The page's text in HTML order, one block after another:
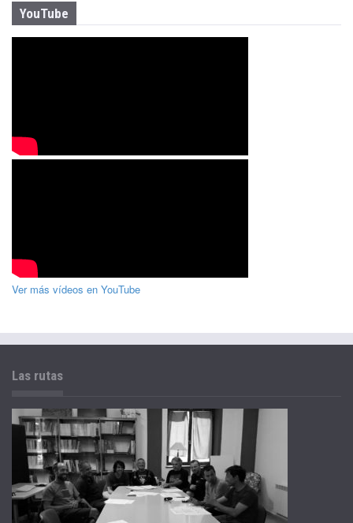
YouTube
Ver más vídeos en YouTube
Las rutas